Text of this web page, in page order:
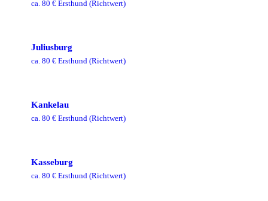
ca. 80 € Ersthund (Richtwert)
Juliusburg
ca. 80 € Ersthund (Richtwert)
Kankelau
ca. 80 € Ersthund (Richtwert)
Kasseburg
ca. 80 € Ersthund (Richtwert)